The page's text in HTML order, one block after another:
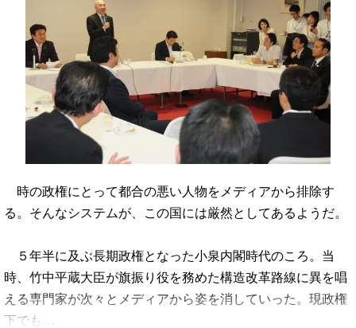
時の政権にとって都合の悪い人物をメディアから排除す
る。そんなシステムが、この国には厳然としてあるようだ。
５年半に及ぶ長期政権となった小泉内閣時代のころ。当
時、竹中平蔵大臣が旗振り役を務めた構造改革路線に異を唱
える専門家が次々とメディアから姿を消していった。現政権
下でも…